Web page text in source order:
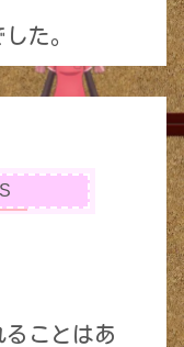
た。
ることはあ